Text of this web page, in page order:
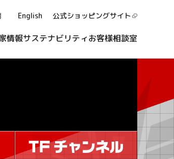
English 公式ショッピングサイト
情報サステナビリティお客様相談室